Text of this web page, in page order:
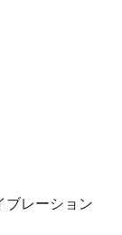
ブレーション